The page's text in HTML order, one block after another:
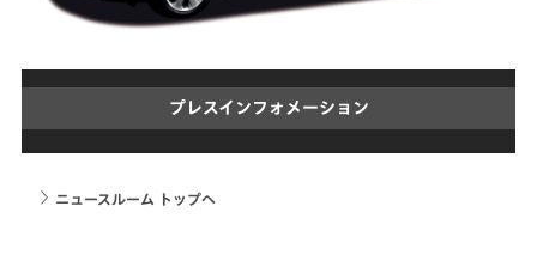
プレスインフォメーション
ニュースルーム トップへ